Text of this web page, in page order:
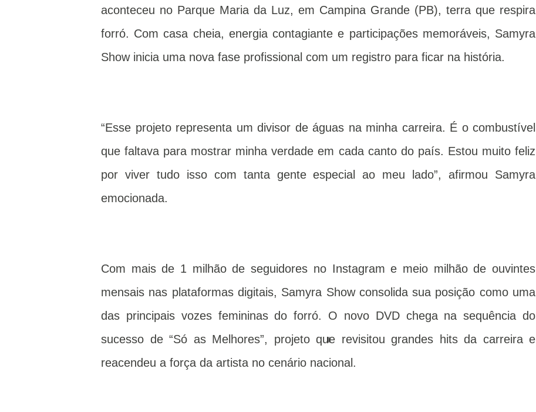
aconteceu no Parque Maria da Luz, em Campina Grande (PB), terra que respira
forró. Com casa cheia, energia contagiante e participações memoráveis, Samyra
Show inicia uma nova fase profissional com um registro para ficar na história.
“Esse projeto representa um divisor de águas na minha carreira. É o combustível
que faltava para mostrar minha verdade em cada canto do país. Estou muito feliz
por viver tudo isso com tanta gente especial ao meu lado”, afirmou Samyra
emocionada.
Com mais de 1 milhão de seguidores no Instagram e meio milhão de ouvintes
mensais nas plataformas digitais, Samyra Show consolida sua posição como uma
das principais vozes femininas do forró. O novo DVD chega na sequência do
sucesso de “Só as Melhores”, projeto que revisitou grandes hits da carreira e
reacendeu a força da artista no cenário nacional.